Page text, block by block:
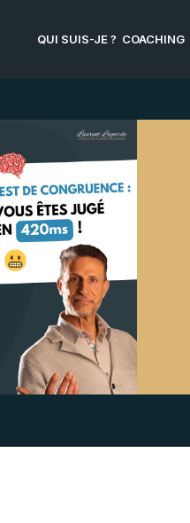
QUI SUIS-JE ? COACHING